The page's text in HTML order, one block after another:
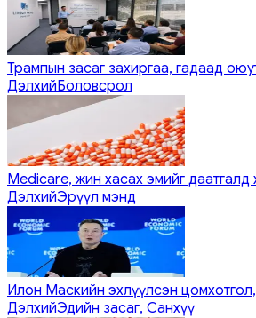
Трампын засаг захиргаа, гадаад
ДэлхийБоловсрол
Medicare, жин хасах эмийг
ДэлхийЭрүүл мэнд
Илон Маскийн эхлүүлсэн
ДэлхийЭдийн засаг, Санхүү